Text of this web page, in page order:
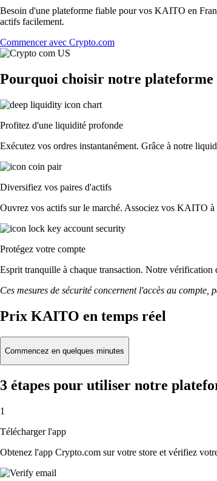
Besoin d'une plateforme fiable pour vos KAITO en
actifs facilement.
Commencer avec Crypto.com
Pourquoi choisir notre
Profitez d'une liquidité profonde
Exécutez vos ordres instantanément. Grâce à notre
Diversifiez vos paires d'actifs
Ouvrez vos actifs sur le marché. Associez vos KAITO
Protégez votre compte
Esprit tranquille à chaque transaction. Notre
Ces mesures de sécurité concernent l'accès au
Prix KAITO en temps réel
Commencez en quelques minutes
3 étapes pour utiliser notre
1
Télécharger l'app
Obtenez l'app Crypto.com sur votre store et vérifiez